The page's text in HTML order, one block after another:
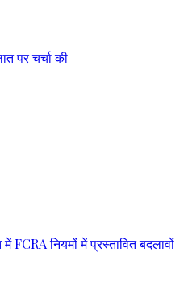
पर चर्चा की
FCRA नियमों में प्रस्तावित बदलावों